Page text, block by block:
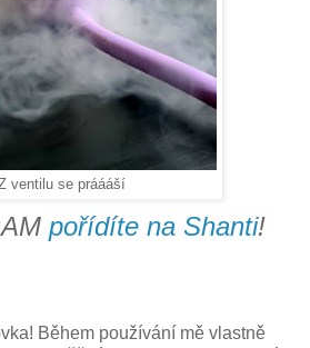
ventilu se práááší
pořídíte na Shanti!
Během používání mě vlastně